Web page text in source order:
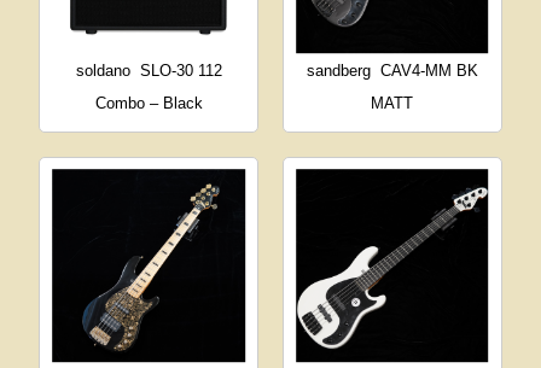
soldano SLO-30 112
Combo – Black
sandberg CAV4-MM BK
MATT